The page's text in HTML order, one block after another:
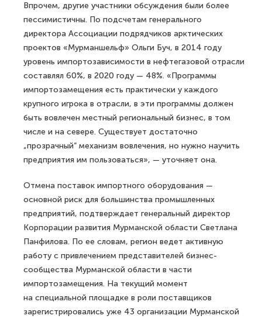
Впрочем, другие участники обсуждения были более
пессимистичны. По подсчетам генерального
директора Ассоциации подрядчиков арктических
проектов «Мурманшельф» Ольги Буч, в 2014 году
уровень импортозависимости в нефтегазовой отрасли
составлял 60%, в 2020 году — 48%. «Программы
импортозамещения есть практически у каждого
крупного игрока в отрасли, в эти программы должен
быть вовлечен местный региональный бизнес, в том
числе и на севере. Существует достаточно
„прозрачный“ механизм вовлечения, но нужно научить
предприятия им пользоваться», — уточняет она.
Отмена поставок импортного оборудования —
основной риск для большинства промышленных
предприятий, подтверждает генеральный директор
Корпорации развития Мурманской области Светлана
Панфилова. По ее словам, регион ведет активную
работу с привлечением представителей бизнес-
сообщества Мурманской области в части
импортозамещения. На текущий момент
на специальной площадке в роли поставщиков
зарегистрировались уже 43 организации Мурманской